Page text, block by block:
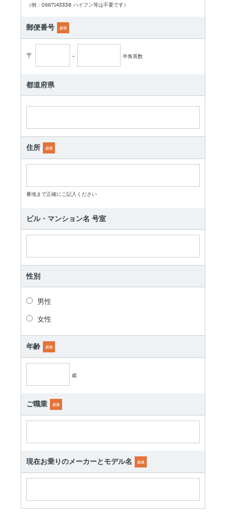
（例：0667143338 ハイフン等は不要です）
郵便番号 必須
〒 - 半角英数
都道府県
住所 必須
番地まで正確にご記入ください
ビル・マンション名 号室
性別
男性
女性
年齢 必須
歳
ご職業 必須
現在お乗りのメーカーとモデル名 必須